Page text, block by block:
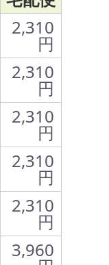
2,310
円
2,310
円
2,310
円
2,310
円
2,310
円
3,960